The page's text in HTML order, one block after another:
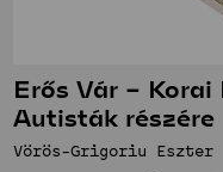
Erős Vár –
Autisták részére
Vörös-Grigoriu Eszter